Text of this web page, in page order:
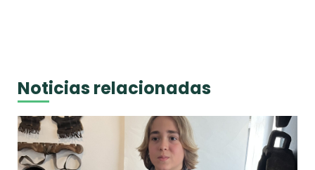
Noticias relacionadas